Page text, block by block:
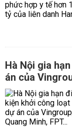
Hà Nội gia
án của